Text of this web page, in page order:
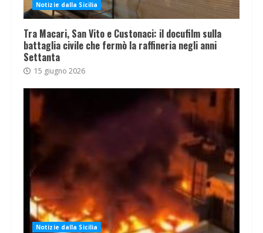
Notizie dalla Sicilia
Tra Macari, San Vito e Custonaci: il docufilm sulla
battaglia civile che fermò la raffineria negli anni
Settanta
15 giugno 2026
Notizie dalla Sicilia